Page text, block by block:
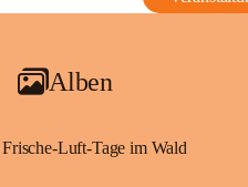
Alben
Frische-Luft-Tage im Wald